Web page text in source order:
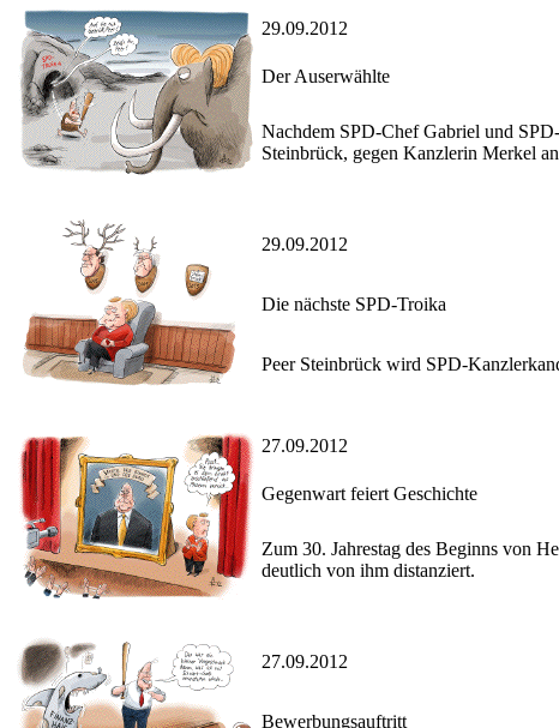
29.09.2012
Der Auserwählte
Nachdem SPD-Chef Gabriel und
Steinbrück, gegen Kanzlerin Merkel
29.09.2012
Die nächste SPD-Troika
Peer Steinbrück wird SPD-
27.09.2012
Gegenwart feiert Geschichte
Zum 30. Jahrestag des Beginns von
deutlich von ihm distanziert.
27.09.2012
Bewerbungsauftritt